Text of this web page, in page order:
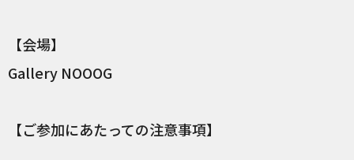
【会場】
Gallery NOOOG
【ご参加にあたっての注意事項】